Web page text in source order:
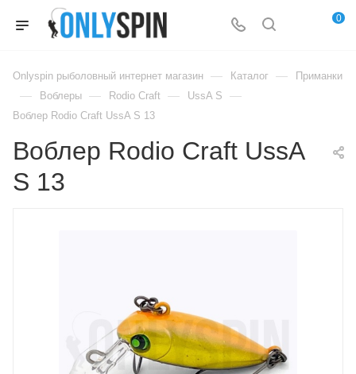
0
Onlyspin рыболовный интернет магазин — Каталог — Приманки
— Воблеры — Rodio Craft — UssA S —
Воблер Rodio Craft UssA S 13
Воблер Rodio Craft UssA
S 13